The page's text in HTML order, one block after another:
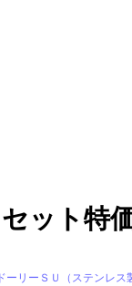
ット特
ーリーＳＵ（ステンレ